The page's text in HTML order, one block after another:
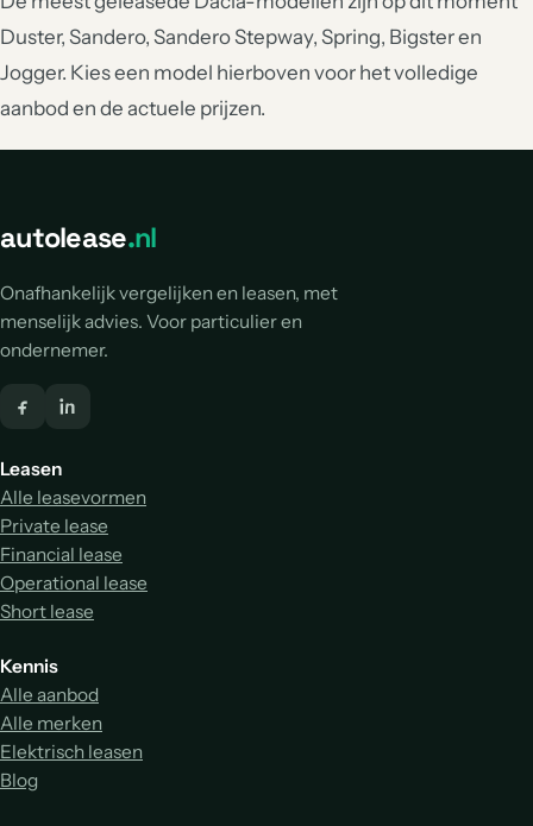
Duster, Sandero, Sandero Stepway, Spring, Bigster en
Jogger. Kies een model hierboven voor het volledige
aanbod en de actuele prijzen.
autolease.nl
Onafhankelijk vergelijken en leasen, met
menselijk advies. Voor particulier en
ondernemer.
Leasen
Alle leasevormen
Private lease
Financial lease
Operational lease
Short lease
Kennis
Alle aanbod
Alle merken
Elektrisch leasen
Blog